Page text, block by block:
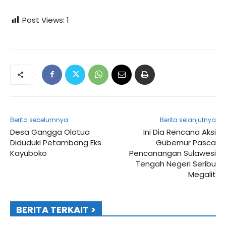
Post Views: 1
Berita sebelumnya
Desa Gangga Olotua
Diduduki Petambang Eks
Kayuboko
Berita selanjutnya
Ini Dia Rencana Aksi
Gubernur Pasca
Pencanangan Sulawesi
Tengah Negeri Seribu
Megalit
BERITA TERKAIT >